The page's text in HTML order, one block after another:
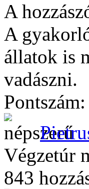
A
A
állatok is
vadászni.
Pontszám:
Végzetúr
843